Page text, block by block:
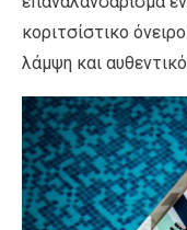
κοριτσίστικο
λάμψη και